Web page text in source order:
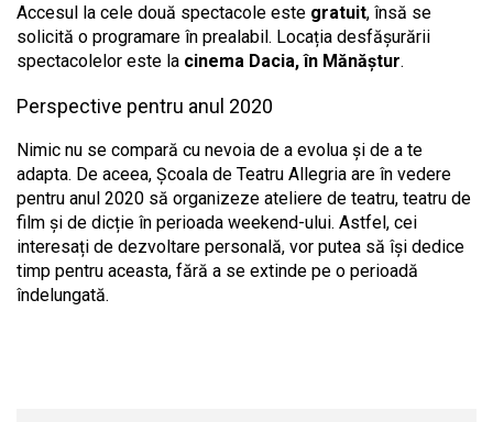
Accesul la cele două spectacole este gratuit, însă se
solicită o programare în prealabil. Locația desfășurării
spectacolelor este la cinema Dacia, în Mănăștur.
Perspective pentru anul 2020
Nimic nu se compară cu nevoia de a evolua și de a te
adapta. De aceea, Școala de Teatru Allegria are în vedere
pentru anul 2020 să organizeze ateliere de teatru, teatru de
film și de dicție în perioada weekend-ului. Astfel, cei
interesați de dezvoltare personală, vor putea să își dedice
timp pentru aceasta, fără a se extinde pe o perioadă
îndelungată.